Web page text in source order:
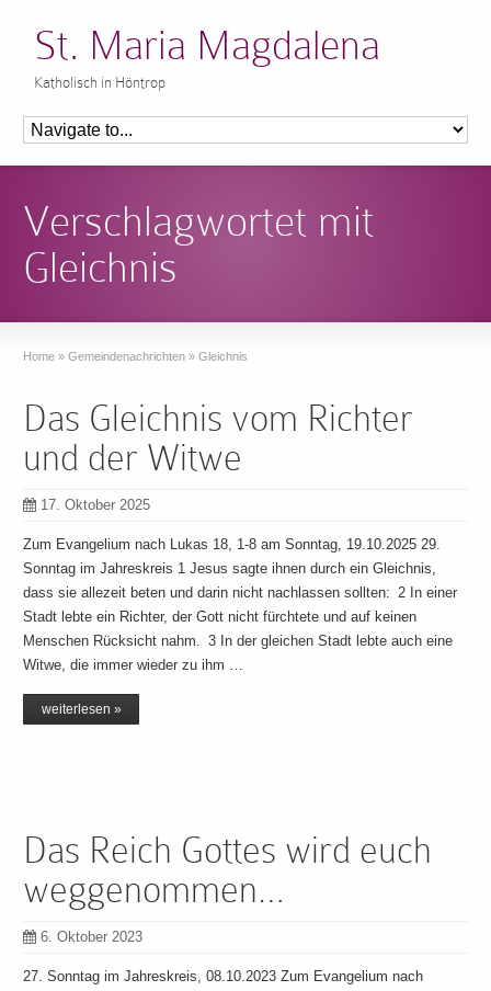
St. Maria Magdalena
Katholisch in Höntrop
Verschlagwortet mit
Gleichnis
Home » Gemeindenachrichten » Gleichnis
Das Gleichnis vom Richter
und der Witwe
17. Oktober 2025
Zum Evangelium nach Lukas 18, 1-8 am Sonntag, 19.10.2025 29.
Sonntag im Jahreskreis 1 Jesus sagte ihnen durch ein Gleichnis,
dass sie allezeit beten und darin nicht nachlassen sollten: 2 In einer
Stadt lebte ein Richter, der Gott nicht fürchtete und auf keinen
Menschen Rücksicht nahm. 3 In der gleichen Stadt lebte auch eine
Witwe, die immer wieder zu ihm …
weiterlesen »
Das Reich Gottes wird euch
weggenommen…
6. Oktober 2023
27. Sonntag im Jahreskreis, 08.10.2023 Zum Evangelium nach